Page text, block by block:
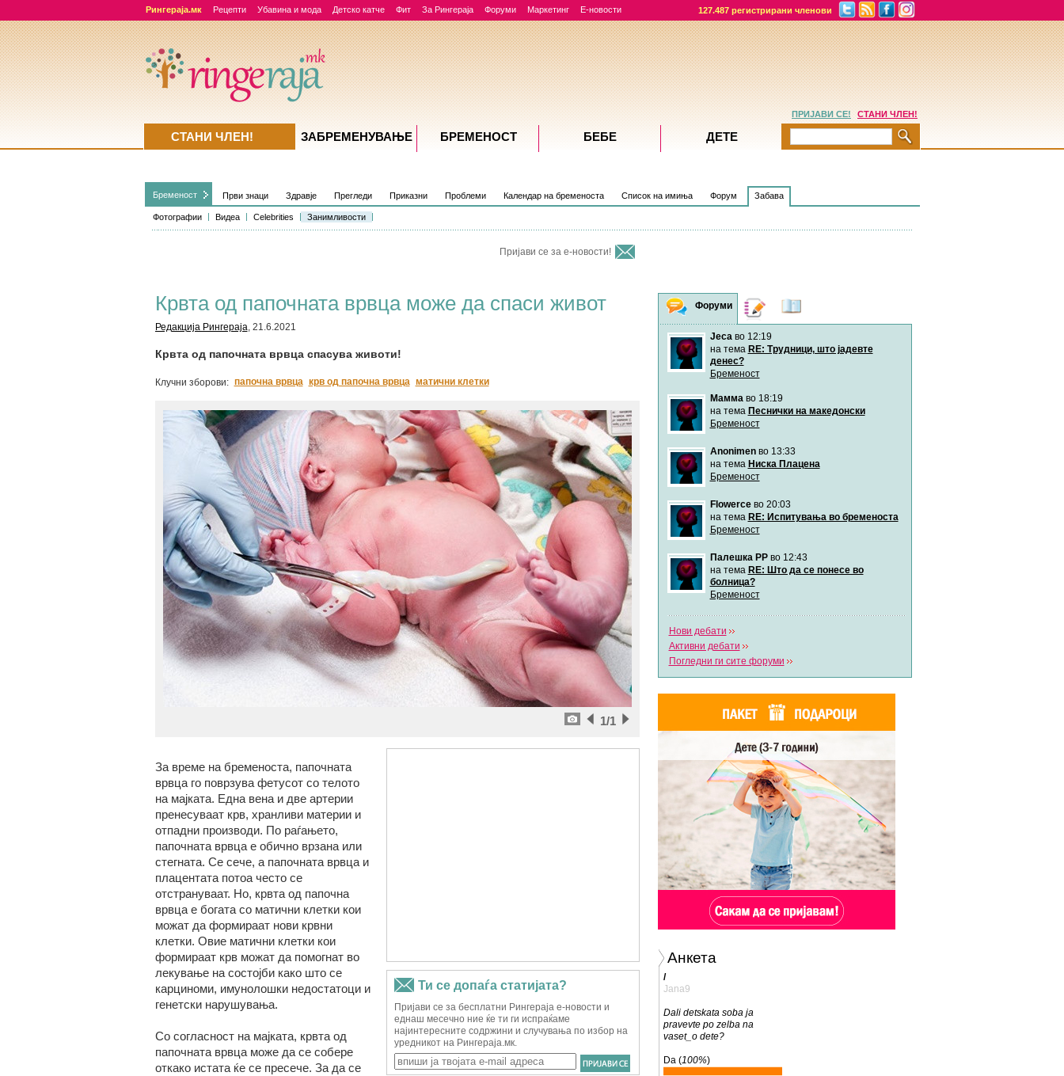
Рингераја.мк Рецепти Убавина и мода Детско катче Фит За Рингераја Форуми Маркетинг Е-новости 127.487 регистрирани членови
Бременост Први знаци Здравје Прегледи Приказни Проблеми Календар на бременоста Список на имиња Форум Забава
Фотографии Видеа Celebrities Занимливости
Пријави се за е-новости!
Крвта од папочната врвца може да спаси живот
Редакција Рингераја, 21.6.2021
Крвта од папочната врвца спасува животи!
Клучни зборови: папочна врвца крв од папочна врвца матични клетки
/1
1
За време на бременоста, папочната
врвца го поврзува фетусот со телото
на мајката. Една вена и две артерии
пренесуваат крв, хранливи материи и
отпадни производи. По раѓањето,
папочната врвца е обично врзана или
стегната. Се сече, а папочната врвца и
плацентата потоа често се
отстрануваат. Но, крвта од папочна
врвца е богата со матични клетки кои
можат да формираат нови крвни
клетки. Овие матични клетки кои
формираат крв можат да помогнат во
лекување на состојби како што се
карциноми, имунолошки недостатоци и
генетски нарушувања.
Со согласност на мајката, крвта од
папочната врвца може да се собере
откако истата ќе се пресече. За да се
Форуми Дневници
Jecaво 12:19
на тема RE: Трудници, што јадевте
денес?
Бременост
Маммаво 18:19
на тема Песнички на македонски
Бременост
Anonimenво 13:33
на тема Ниска Плацена
Бременост
Flowerceво 20:03
на тема RE: Испитувања во бременоста
Бременост
Палешка РРво 12:43
на тема RE: Што да се понесе во
болница?
Бременост
Нови дебати
Активни дебати
Погледни ги сите форуми
Анкета
/
Jana9
Dali detskata soba ja
pravevte po zelba na
vaset_o dete?
Da (100%)
ПРИЈАВИ СЕ! СТАНИ ЧЛЕН!
СТАНИ ЧЛЕН! ЗАБРЕМЕНУВАЊE БРЕМЕНОСТ БЕБЕ ДЕТЕ